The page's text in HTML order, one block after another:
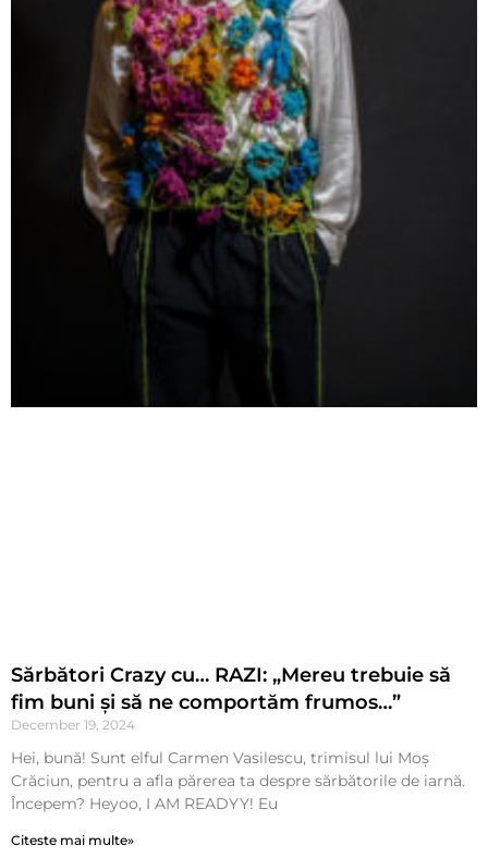
Sărbători Crazy cu… RAZI: „Mereu trebuie să
fim buni și să ne comportăm frumos…”
December 19, 2024
Hei, bună! Sunt elful Carmen Vasilescu, trimisul lui Moș
Crăciun, pentru a afla părerea ta despre sărbătorile de iarnă.
Începem? Heyoo, I AM READYY! Eu
Citeste mai multe»